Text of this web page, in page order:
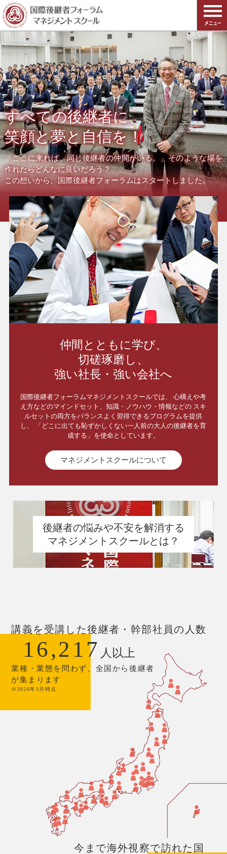
すべての後継者に、
笑顔と夢と自信を！
「ここに来れば、同じ後継者の仲間がいる。」そのような場を
作れたらどんなに良いだろう？
この想いから、国際後継者フォーラムはスタートしました。
仲間とともに学び、
切磋琢磨し、
強い社長・強い会社へ
国際後継者フォーラムマネジメントスクールでは、
心構えや考
え方などのマインドセット、知識・ノウハウ・情報などの スキ
ルセットの両方をバランスよく習得できるプログラムを提供
し、
「どこに出ても恥ずかしくない一人前の大人の後継者を育
成する」を使命としています。
マネジメントスクールについて
後継者の悩みや不安を解消する
マネジメントスクールとは？
講義を受講した後継者・幹部社員の人数
16,217 人以上
業種・業態を問わず、全国から後継者
が集まります
※2026年3月時点
今まで海外視察で訪れた国